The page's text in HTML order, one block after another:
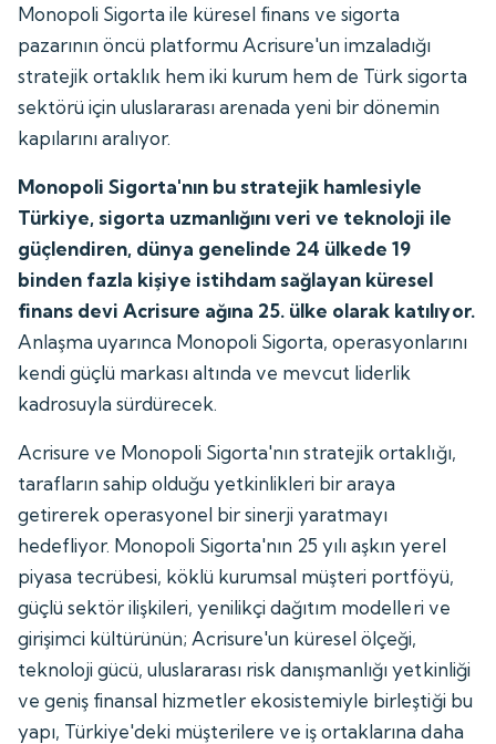
Monopoli Sigorta ile küresel finans ve sigorta
pazarının öncü platformu Acrisure'un imzaladığı
stratejik ortaklık hem iki kurum hem de Türk sigorta
sektörü için uluslararası arenada yeni bir dönemin
kapılarını aralıyor.
Monopoli Sigorta'nın bu stratejik hamlesiyle
Türkiye, sigorta uzmanlığını veri ve teknoloji ile
güçlendiren, dünya genelinde 24 ülkede 19
binden fazla kişiye istihdam sağlayan küresel
finans devi Acrisure ağına 25. ülke olarak katılıyor.
Anlaşma uyarınca Monopoli Sigorta, operasyonlarını
kendi güçlü markası altında ve mevcut liderlik
kadrosuyla sürdürecek.
Acrisure ve Monopoli Sigorta'nın stratejik ortaklığı,
tarafların sahip olduğu yetkinlikleri bir araya
getirerek operasyonel bir sinerji yaratmayı
hedefliyor. Monopoli Sigorta'nın 25 yılı aşkın yerel
piyasa tecrübesi, köklü kurumsal müşteri portföyü,
güçlü sektör ilişkileri, yenilikçi dağıtım modelleri ve
girişimci kültürünün; Acrisure'un küresel ölçeği,
teknoloji gücü, uluslararası risk danışmanlığı yetkinliği
ve geniş finansal hizmetler ekosistemiyle birleştiği bu
yapı, Türkiye'deki müşterilere ve iş ortaklarına daha